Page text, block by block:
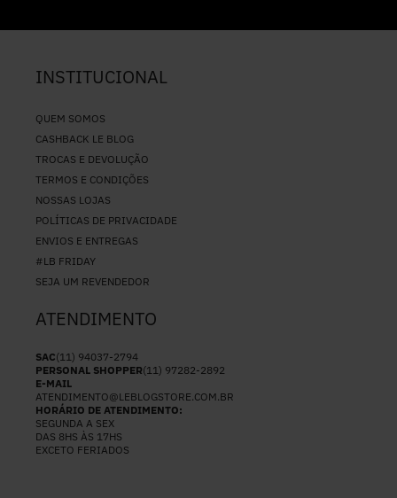
INSTITUCIONAL
QUEM SOMOS
CASHBACK LE BLOG
TROCAS E DEVOLUÇÃO
TERMOS E CONDIÇÕES
NOSSAS LOJAS
POLÍTICAS DE PRIVACIDADE
ENVIOS E ENTREGAS
#LB FRIDAY
SEJA UM REVENDEDOR
ATENDIMENTO
SAC(11) 94037-2794
PERSONAL SHOPPER(11) 97282-2892
E-MAIL
ATENDIMENTO@LEBLOGSTORE.COM.BR
HORÁRIO DE ATENDIMENTO:
SEGUNDA A SEX
DAS 8HS ÀS 17HS
EXCETO FERIADOS